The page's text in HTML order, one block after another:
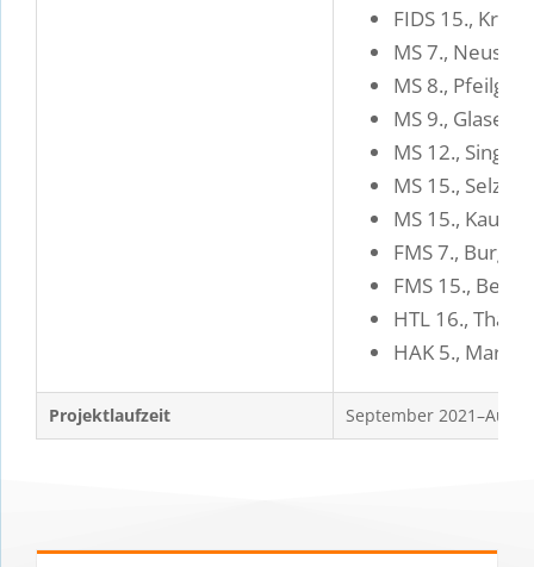
FIDS 15.,
MS 7.,
MS 8.,
MS 9.,
MS 12.,
MS 15.,
MS 15.,
FMS 7.,
FMS 15.,
HTL 16.,
HAK 5.,
Projektlaufzeit September